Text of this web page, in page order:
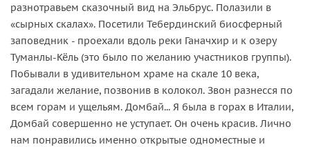
разнотравьем сказочный вид на Эльбрус. Полазили в
«сырных скалах». Посетили Тебердинский биосферный
заповедник - проехали вдоль реки Ганачхир и к озеру
Туманлы-Кёль (это было по желанию участников группы).
Побывали в удивительном храме на скале 10 века,
загадали желание, позвонив в колокол. Звон разнесся по
всем горам и ущельям. Домбай... Я была в горах в Италии,
Домбай совершенно не уступает. Он очень красив. Лично
нам понравились именно открытые одноместные и